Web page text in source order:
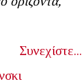
Συνεχίστε...